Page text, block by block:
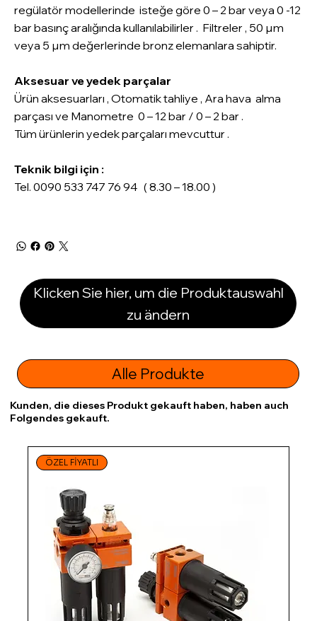
Alle Produkte
Klicken Sie hier, um die Produktauswahl
zu ändern
regülatör modellerinde isteğe göre 0 – 2 bar veya 0 -12
bar basınç aralığında kullanılabilirler . Filtreler , 50 µm
veya 5 µm değerlerinde bronz elemanlara sahiptir.
Aksesuar ve yedek parçalar
Ürün aksesuarları , Otomatik tahliye , Ara hava alma
parçası ve Manometre 0 – 12 bar / 0 – 2 bar .
Tüm ürünlerin yedek parçaları mevcuttur .
Teknik bilgi için :
Tel. 0090 533 747 76 94 ( 8.30 – 18.00 )
Kunden, die dieses Produkt gekauft haben, haben auch
Folgendes gekauft.
ÖZEL FİYATLI